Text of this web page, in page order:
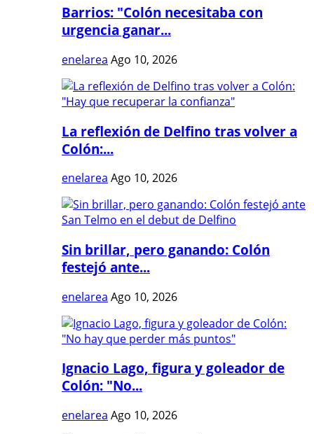
Barrios: "Colón necesitaba con
urgencia ganar...
enelarea Ago 10, 2026
La reflexión de Delfino tras volver a
Colón:...
enelarea Ago 10, 2026
Sin brillar, pero ganando: Colón
festejó ante...
enelarea Ago 10, 2026
Ignacio Lago, figura y goleador de
Colón: "No...
enelarea Ago 10, 2026